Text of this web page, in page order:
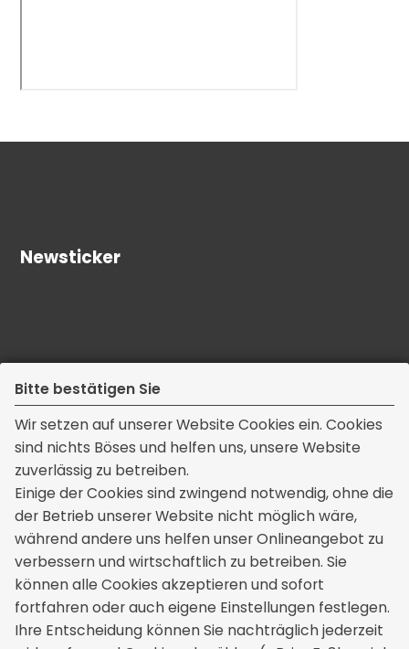
Bitte bestätigen Sie
Wir setzen auf unserer Website Cookies ein. Cookies
sind nichts Böses und helfen uns, unsere Website
zuverlässig zu betreiben.
Einige der Cookies sind zwingend notwendig, ohne die
der Betrieb unserer Website nicht möglich wäre,
während andere uns helfen unser Onlineangebot zu
verbessern und wirtschaftlich zu betreiben. Sie
können alle Cookies akzeptieren und sofort
fortfahren oder auch eigene Einstellungen festlegen.
Ihre Entscheidung können Sie nachträglich jederzeit
Newsticker
Kontakt
Kisic Versicherungsmakler GmbH & Co. KG
Untere Wiesen 6
76437 Rastatt
+49 7222 985398
info[at]kisic.de